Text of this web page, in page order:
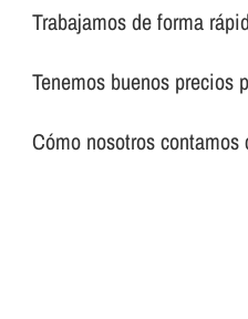
Trabajamos de forma
Tenemos buenos precios
Cómo nosotros